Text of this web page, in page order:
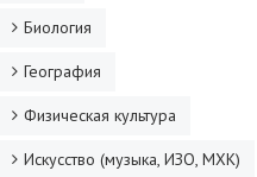
Биология
География
Физическая культура
Искусство (музыка, ИЗО, МХК)